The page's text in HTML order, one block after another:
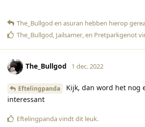
The_Bullgod en asuran hebben hierop
The_Bullgod, Jailsamer, en Pretparkgenot
The_Bullgod 1 dec. 2022
Eftelingpanda
Kijk, dan word het nog
interessant
Eftelingpandavindt dit leuk.